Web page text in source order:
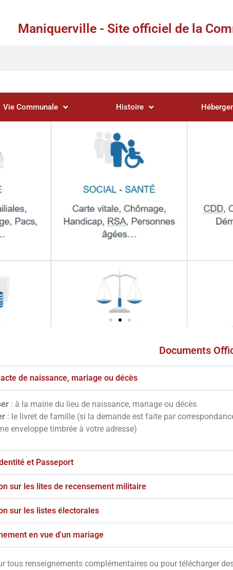
Maniquerville - Site officiel de la
Vie Communale Histoire
notre site en
Documents
de naissance, mariage ou décès
: à la mairie du lieu de naissance, mariage ou décès.
: le livret de famille (si la demande est faite par
enveloppe timbrée à votre adresse)
et Passeport
sur les lites de recensement militaire
sur les listes électorales
en vue d'un mariage
tous renseignements complémentaires ou pour télécharger